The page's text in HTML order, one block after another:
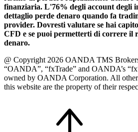
finanziaria. L'76% degli account degli
dettaglio perde denaro quando fa
provider. Dovresti valutare se hai
CFD e se puoi permetterti di correre il
denaro.
@ Copyright 2026 OANDA TMS
“OANDA”, “fxTrade” and OANDA’s
owned by OANDA Corporation. All other
this website are the property of their